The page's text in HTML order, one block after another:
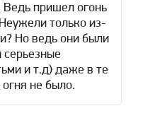
Ведь пришел огонь
только из-
Но ведь они были
серьезные
и т.д) даже в те
не было.